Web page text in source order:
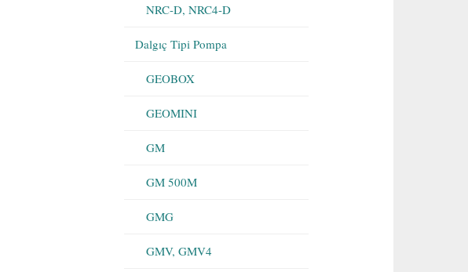
NRC-D, NRC4-D
Dalgıç Tipi Pompa
GEOBOX
GEOMINI
GM
GM 500M
GMG
GMV, GMV4